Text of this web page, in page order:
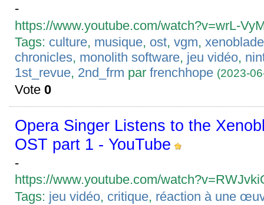
-
https://www.youtube.com/watch?v=wrL-
Tags: culture, musique, ost,vgm,
chronicles, monolith software, jeu vidéo,
1st_revue, 2nd_frm parfrenchhope (2023-
Vote0
Opera Singer Listens to the
OST part 1 - YouTube
-
https://www.youtube.com/
Tags: jeu vidéo, critique, réaction à une